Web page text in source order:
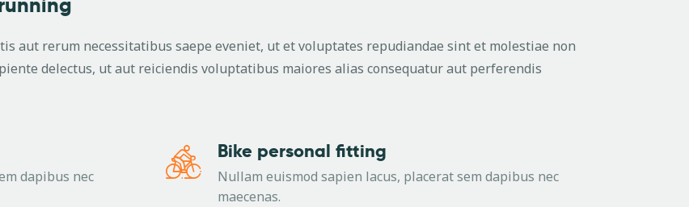
aut rerum necessitatibus saepe eveniet, ut et voluptates repudiandae sint et molestiae non
delectus, ut aut reiciendis voluptatibus maiores alias consequatur aut perferendis
dapibus nec
Bike personal fitting
Nullam euismod sapien lacus, placerat sem dapibus nec
maecenas.